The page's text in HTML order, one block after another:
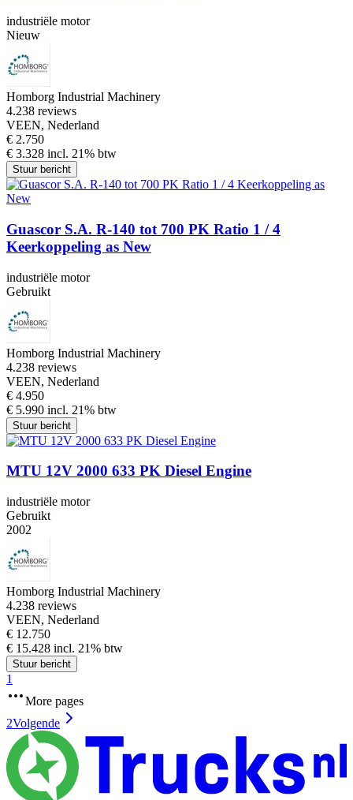
industriële motor
Nieuw
Homborg Industrial Machinery
4.238 reviews
VEEN, Nederland
€ 2.750
€ 3.328 incl. 21% btw
Stuur bericht
Guascor S.A. R-140 tot 700 PK Ratio 1 / 4
Keerkoppeling as New
industriële motor
Gebruikt
Homborg Industrial Machinery
4.238 reviews
VEEN, Nederland
€ 4.950
€ 5.990 incl. 21% btw
Stuur bericht
MTU 12V 2000 633 PK Diesel Engine
industriële motor
Gebruikt
2002
Homborg Industrial Machinery
4.238 reviews
VEEN, Nederland
€ 12.750
€ 15.428 incl. 21% btw
Stuur bericht
1
More pages
2Volgende